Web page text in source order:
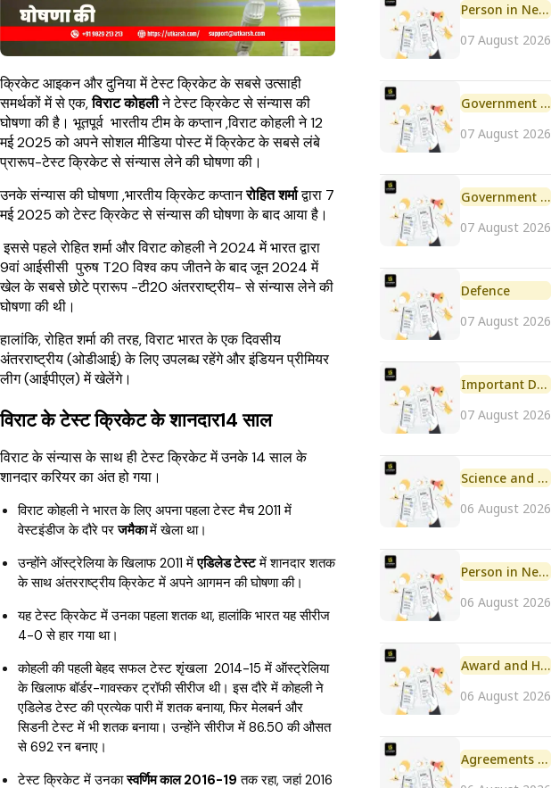
क्रिकेट आइकन और दुनिया में टेस्ट क्रिकेट के सबसे उत्साही
समर्थकों में से एक,विराट कोहलीने टेस्ट क्रिकेट से संन्यास की
घोषणा की है। भूतपूर्व भारतीय टीम के कप्तान ,विराट कोहली ने 12
मई 2025 को अपने सोशल मीडिया पोस्ट में क्रिकेट के सबसे लंबे
प्रारूप-टेस्ट क्रिकेट से संन्यास लेने की घोषणा की।
उनके संन्यास की घोषणा ,भारतीय क्रिकेट कप्तानरोहित शर्माद्वारा 7
मई 2025 को टेस्ट क्रिकेट से संन्यास की घोषणा के बाद आया है।
इससे पहले रोहित शर्मा और विराट कोहली ने 2024 में भारत द्वारा
9वां आईसीसी पुरुष T20 विश्व कप जीतने के बाद जून 2024 में
खेल के सबसे छोटे प्रारूप -टी20 अंतरराष्ट्रीय- से संन्यास लेने की
घोषणा की थी।
हालांकि, रोहित शर्मा की तरह, विराट भारत के एक दिवसीय
अंतरराष्ट्रीय (ओडीआई) के लिए उपलब्ध रहेंगे और इंडियन प्रीमियर
लीग (आईपीएल) में खेलेंगे।
विराट के टेस्ट क्रिकेट के शानदार14 साल
विराट के संन्यास के साथ ही टेस्ट क्रिकेट में उनके 14 साल के
शानदार करियर का अंत हो गया।
विराट कोहली ने भारत के लिए अपना पहला टेस्ट मैच 2011 में
वेस्टइंडीज के दौरे परजमैकामें खेला था।
उन्होंने ऑस्ट्रेलिया के खिलाफ 2011 मेंएडिलेड टेस्टमें शानदार शतक
के साथ अंतरराष्ट्रीय क्रिकेट में अपने आगमन की घोषणा की।
यह टेस्ट क्रिकेट में उनका पहला शतक था, हालांकि भारत यह सीरीज
4-0 से हार गया था।
कोहली की पहली बेहद सफल टेस्ट शृंखला 2014-15 में ऑस्ट्रेलिया
के खिलाफ बॉर्डर-गावस्कर ट्रॉफी सीरीज थी। इस दौरे में कोहली ने
एडिलेड टेस्ट की प्रत्येक पारी में शतक बनाया, फिर मेलबर्न और
सिडनी टेस्ट में भी शतक बनाया। उन्होंने सीरीज में 86.50 की औसत
से 692 रन बनाए।
टेस्ट क्रिकेट में उनकास्वर्णिम काल 2016-19 तक रहा, जहां 2016
Person in News
07 August 2026
Government Initiative
07 August 2026
Government Scheme
07 August 2026
Defence
07 August 2026
Important Day
07 August 2026
Science and Technology
06 August 2026
Person in News
06 August 2026
Award and Honour
06 August 2026
Agreements and MoU